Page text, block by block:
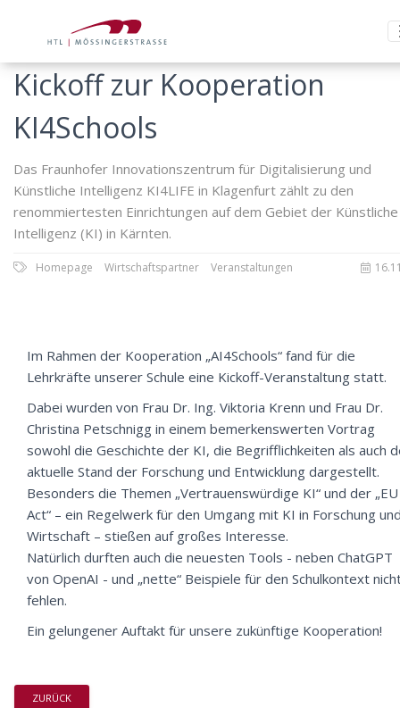
Kickoff zur Kooperation
KI4Schools
Das Fraunhofer Innovationszentrum für Digitalisierung und
Künstliche Intelligenz KI4LIFE in Klagenfurt zählt zu den
renommiertesten Einrichtungen auf dem Gebiet der Künstliche
Intelligenz (KI) in Kärnten.
Homepage Wirtschaftspartner Veranstaltungen
Im Rahmen der Kooperation „AI4Schools“ fand für die
Lehrkräfte unserer Schule eine Kickoff-Veranstaltung statt.
Dabei wurden von Frau Dr. Ing. Viktoria Krenn und Frau Dr.
Christina Petschnigg in einem bemerkenswerten Vortrag
sowohl die Geschichte der KI, die Begrifflichkeiten als auch
aktuelle Stand der Forschung und Entwicklung dargestellt.
Besonders die Themen „Vertrauenswürdige KI“ und der
Act“ – ein Regelwerk für den Umgang mit KI in Forschung
Wirtschaft – stießen auf großes Interesse.
Natürlich durften auch die neuesten Tools - neben ChatGPT
von OpenAI - und „nette“ Beispiele für den Schulkontext
fehlen.
Ein gelungener Auftakt für unsere zukünftige Kooperation!
ZURÜCK